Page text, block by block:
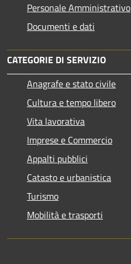
Personale Amministrativo
Documenti e dati
CATEGORIE DI SERVIZIO
Anagrafe e stato civile
Cultura e tempo libero
Vita lavorativa
Imprese e Commercio
Appalti pubblici
Catasto e urbanistica
Turismo
Mobilità e trasporti